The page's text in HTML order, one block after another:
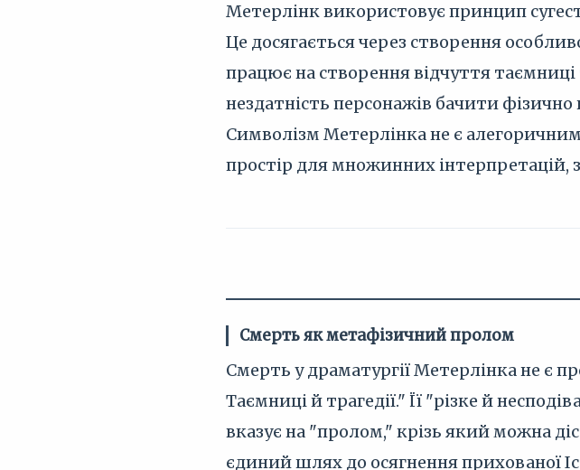
Метерлінк використовує принцип
Це досягається через створення
працює на створення відчуття
нездатність персонажів бачити
Символізм Метерлінка не є
простір для множинних інтерпретацій,
Смерть як метафізичний пролом
Смерть у драматургії Метерлінка не є
Таємниці й трагедії." Її "різке й
вказує на "пролом," крізь який можна
єдиний шлях до осягнення прихованої